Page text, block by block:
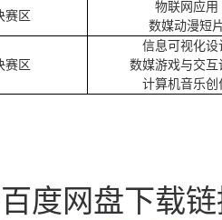
赛区
物联网应用
数媒动漫短
赛区
信息可视化设
数媒游戏与交互
计算机音乐创
度网盘下载